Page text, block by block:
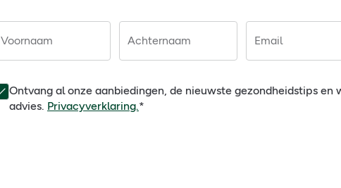
Voornaam Achternaam Email
Ontvang al onze aanbiedingen, de nieuwste gezondheidstips
advies. Privacyverklaring.*